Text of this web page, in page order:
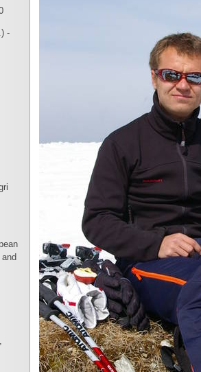
-